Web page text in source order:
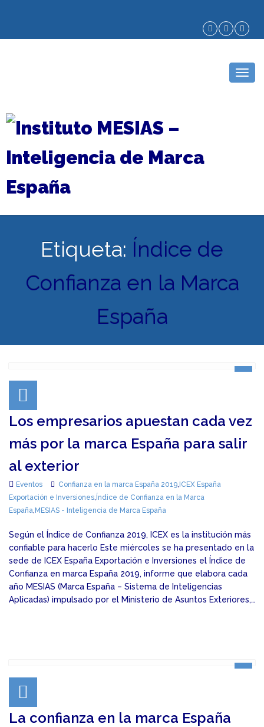
Etiqueta: Índice de
Confianza en la Marca
España
Los empresarios apuestan cada vez
más por la marca España para salir
al exterior
Eventos Confianza en la marca España 2019, ICEX España
Exportación e Inversiones, Índice de Confianza en la Marca
España, MESIAS - Inteligencia de Marca España
Según el Índice de Confianza 2019, ICEX es la institución más
confiable para hacerlo Este miércoles se ha presentado en la
sede de ICEX España Exportación e Inversiones el Índice de
Confianza en marca España 2019, informe que elabora cada
año MESIAS (Marca España – Sistema de Inteligencias
Aplicadas) impulsado por el Ministerio de Asuntos Exteriores,…
La confianza en la marca España